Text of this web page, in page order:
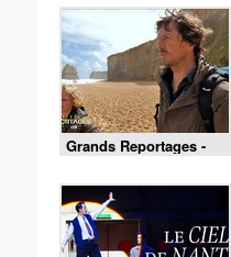
Grands Reportages -
Voyages en famille :
des souvenirs pour la
vie ! - Partie 2